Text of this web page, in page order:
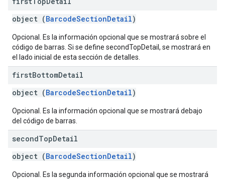
object (BarcodeSectionDetail)
Opcional. Es la información opcional que se mostrará sobre el
código de barras. Si se define secondTopDetail, se mostrará en
el lado inicial de esta sección de detalles.
firstBottomDetail
object (BarcodeSectionDetail)
Opcional. Es la información opcional que se mostrará debajo
del código de barras.
secondTopDetail
object (BarcodeSectionDetail)
Opcional. Es la segunda información opcional que se mostrará